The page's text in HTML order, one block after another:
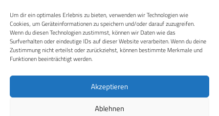
Um dir ein optimales Erlebnis zu bieten, verwenden wir Technologien wie
Cookies, um Geräteinformationen zu speichern und/oder darauf zuzugreifen.
Wenn du diesen Technologien zustimmst, können wir Daten wie das
Surfverhalten oder eindeutige IDs auf dieser Website verarbeiten. Wenn du deine
Zustimmung nicht erteilst oder zurückziehst, können bestimmte Merkmale und
Funktionen beeinträchtigt werden.
Akzeptieren
Ablehnen
RECHTLICHES
Datenschutzerklärung
Cookie-Richtlinie (EU)